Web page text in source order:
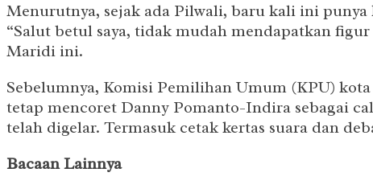
Menurutnya, sejak ada Pilwali, baru kali ini
“Salut betul saya, tidak mudah mendapatkan
Maridi ini.
Sebelumnya, Komisi Pemilihan Umum (KPU)
tetap mencoret Danny Pomanto-Indira sebagai
telah digelar. Termasuk cetak kertas suara dan
Bacaan Lainnya